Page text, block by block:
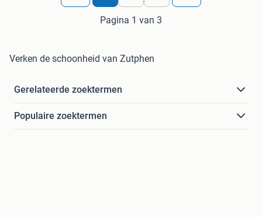
Pagina 1 van 3
Verken de schoonheid van Zutphen
Gerelateerde zoektermen
Populaire zoektermen